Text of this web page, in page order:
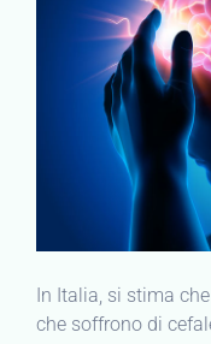
In Italia, si stima
che soffrono di